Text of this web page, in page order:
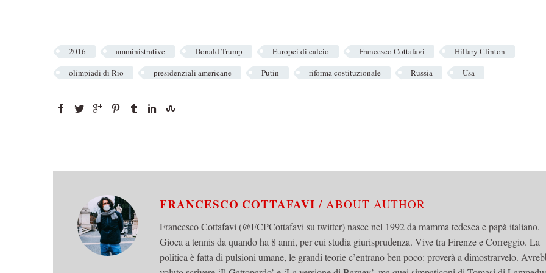
2016 amministrative Donald Trump Europei di calcio Francesco Cottafavi
Hillary Clinton
olimpiadi di Rio
presidenziali americane Putin riforma costituzionale Russia Usa
FRANCESCO COTTAFAVI / ABOUT AUTHOR
Francesco Cottafavi (@FCPCottafavi su twitter) nasce nel 1992 da mamma tedesca e papà italiano.
Gioca a tennis da quando ha 8 anni, per cui studia giurisprudenza. Vive tra Firenze e Correggio. La
politica è fatta di pulsioni umane, le grandi teorie c’entrano ben poco: proverà a dimostrarvelo.